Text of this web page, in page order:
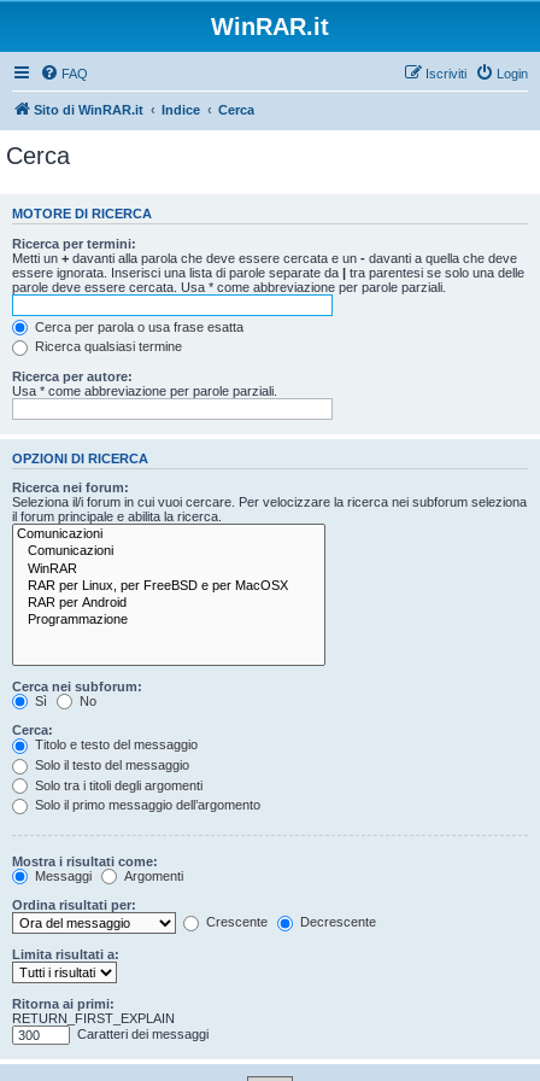
WinRAR.it
FAQ Login
Iscriviti
Sito di WinRAR.it Indice Cerca
Cerca
MOTORE DI RICERCA
Ricerca per termini:
Metti un + davanti alla parola che deve essere cercata e un - davanti a quella che deve
essere ignorata. Inserisci una lista di parole separate da | tra parentesi se solo una delle
parole deve essere cercata. Usa * come abbreviazione per parole parziali.
Cerca per parola o usa frase esatta
Ricerca qualsiasi termine
Ricerca per autore:
Usa * come abbreviazione per parole parziali.
OPZIONI DI RICERCA
Ricerca nei forum:
Seleziona il/i forum in cui vuoi cercare. Per velocizzare la ricerca nei subforum seleziona
il forum principale e abilita la ricerca.
Cerca nei subforum:
Sì
No
Cerca:
Titolo e testo del messaggio
Solo il testo del messaggio
Solo tra i titoli degli argomenti
Solo il primo messaggio dell’argomento
Mostra i risultati come:
Messaggi
Argomenti
Ordina risultati per:
Crescente
Decrescente
Limita risultati a:
Ritorna ai primi:
RETURN_FIRST_EXPLAIN
Caratteri dei messaggi